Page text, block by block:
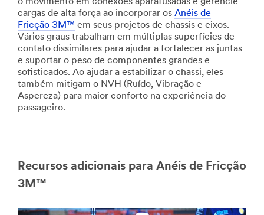
cargas de alta força ao incorporar os Anéis de
Fricção 3M™ em seus projetos de chassis e eixos.
Vários graus trabalham em múltiplas superfícies de
contato dissimilares para ajudar a fortalecer as juntas
e suportar o peso de componentes grandes e
sofisticados. Ao ajudar a estabilizar o chassi, eles
também mitigam o NVH (Ruído, Vibração e
Aspereza) para maior conforto na experiência do
passageiro.
Recursos adicionais para Anéis de Fricção
3M™